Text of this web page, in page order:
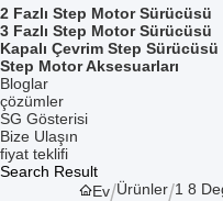
2 Fazlı Step Motor Sürücüsü
3 Fazlı Step Motor Sürücüsü
Kapalı Çevrim Step Sürücüsü
Step Motor Aksesuarları
Bloglar
çözümler
SG Gösterisi
Bize Ulaşın
fiyat teklifi
Search Result
Ev Ürünler 1 8